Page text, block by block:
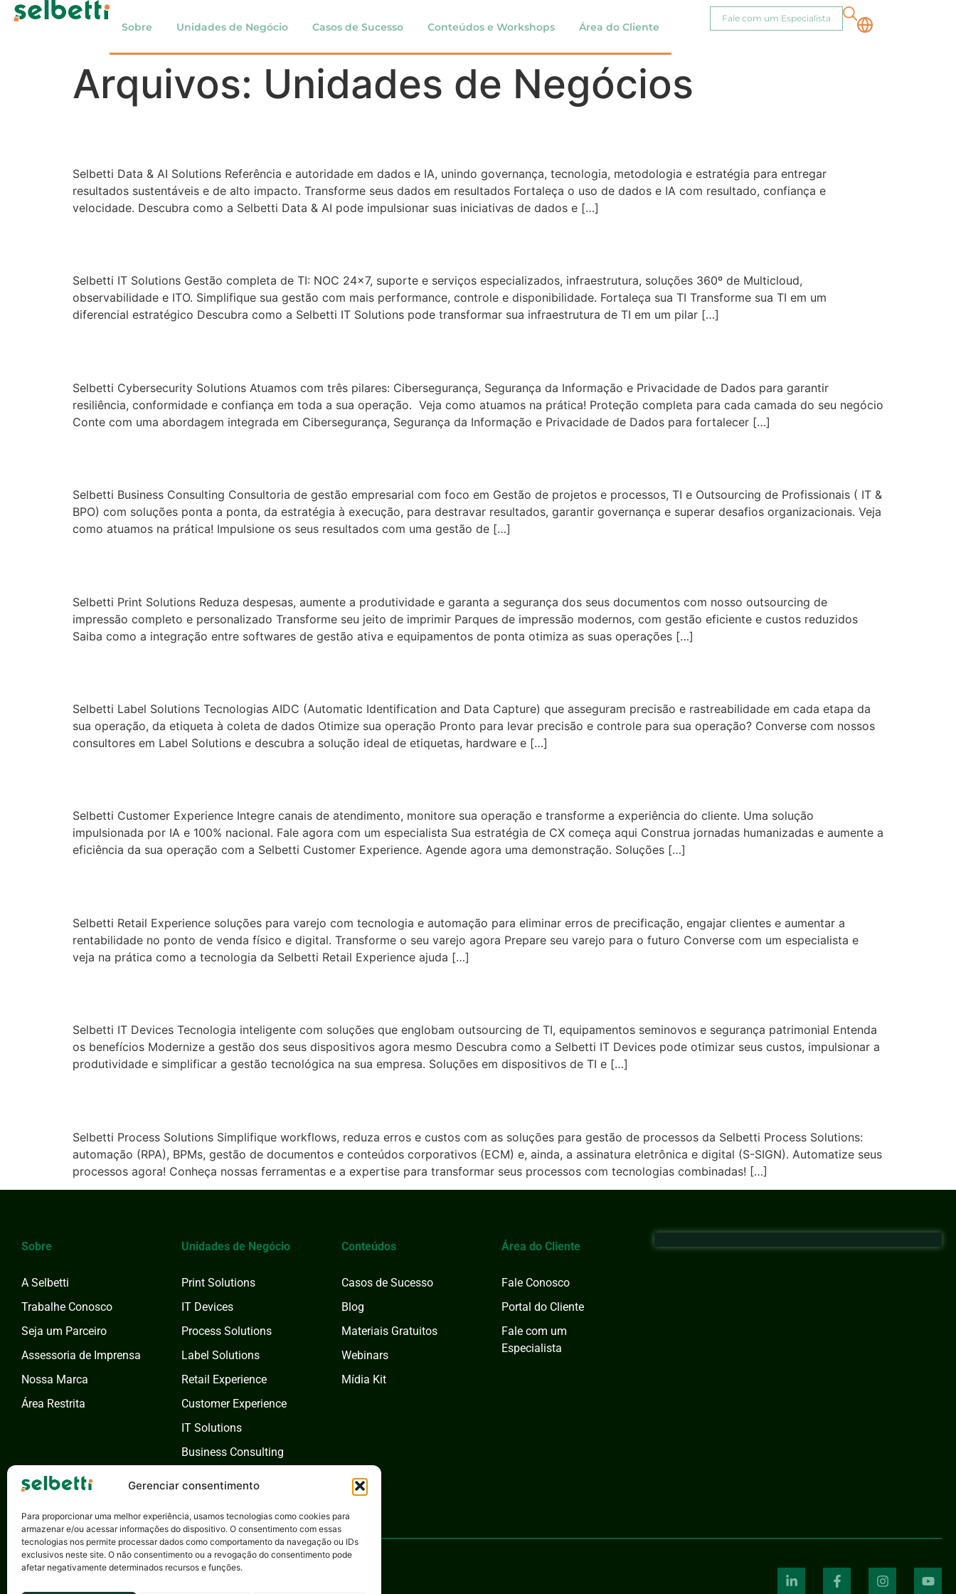
Gerenciar consentimento
Para proporcionar uma melhor experiência, usamos tecnologias como cookies para
armazenar e/ou acessar informações do dispositivo. O consentimento com essas
tecnologias nos permite processar dados como comportamento da navegação ou IDs
exclusivos neste site. O não consentimento ou a revogação do consentimento pode
afetar negativamente determinados recursos e funções.
Sobre Unidades de Negócio Casos de Sucesso Conteúdos e Workshops Área do Cliente
Fale com um Especialista
Arquivos: Unidades de Negócios
Selbetti Data & AI Solutions Referência e autoridade em dados e IA, unindo governança, tecnologia, metodologia e estratégia para entregar
resultados sustentáveis e de alto impacto. Transforme seus dados em resultados Fortaleça o uso de dados e IA com resultado, confiança e
velocidade. Descubra como a Selbetti Data & AI pode impulsionar suas iniciativas de dados e […]
Selbetti IT Solutions Gestão completa de TI: NOC 24×7, suporte e serviços especializados, infraestrutura, soluções 360º de Multicloud,
observabilidade e ITO. Simplifique sua gestão com mais performance, controle e disponibilidade. Fortaleça sua TI Transforme sua TI em um
diferencial estratégico Descubra como a Selbetti IT Solutions pode transformar sua infraestrutura de TI em um pilar […]
Selbetti Cybersecurity Solutions Atuamos com três pilares: Cibersegurança, Segurança da Informação e Privacidade de Dados para garantir
resiliência, conformidade e confiança em toda a sua operação. Veja como atuamos na prática! Proteção completa para cada camada do seu negócio
Conte com uma abordagem integrada em Cibersegurança, Segurança da Informação e Privacidade de Dados para fortalecer […]
Selbetti Business Consulting Consultoria de gestão empresarial com foco em Gestão de projetos e processos, TI e Outsourcing de Profissionais ( IT &
BPO) com soluções ponta a ponta, da estratégia à execução, para destravar resultados, garantir governança e superar desafios organizacionais. Veja
como atuamos na prática! Impulsione os seus resultados com uma gestão de […]
Selbetti Print Solutions Reduza despesas, aumente a produtividade e garanta a segurança dos seus documentos com nosso outsourcing de
impressão completo e personalizado Transforme seu jeito de imprimir Parques de impressão modernos, com gestão eficiente e custos reduzidos
Saiba como a integração entre softwares de gestão ativa e equipamentos de ponta otimiza as suas operações […]
Selbetti Label Solutions Tecnologias AIDC (Automatic Identification and Data Capture) que asseguram precisão e rastreabilidade em cada etapa da
sua operação, da etiqueta à coleta de dados Otimize sua operação Pronto para levar precisão e controle para sua operação? Converse com nossos
consultores em Label Solutions e descubra a solução ideal de etiquetas, hardware e […]
Selbetti Customer Experience Integre canais de atendimento, monitore sua operação e transforme a experiência do cliente. Uma solução
impulsionada por IA e 100% nacional. Fale agora com um especialista Sua estratégia de CX começa aqui Construa jornadas humanizadas e aumente a
eficiência da sua operação com a Selbetti Customer Experience. Agende agora uma demonstração. Soluções […]
Selbetti Retail Experience soluções para varejo com tecnologia e automação para eliminar erros de precificação, engajar clientes e aumentar a
rentabilidade no ponto de venda físico e digital. Transforme o seu varejo agora Prepare seu varejo para o futuro Converse com um especialista e
veja na prática como a tecnologia da Selbetti Retail Experience ajuda […]
Selbetti IT Devices Tecnologia inteligente com soluções que englobam outsourcing de TI, equipamentos seminovos e segurança patrimonial Entenda
os benefícios Modernize a gestão dos seus dispositivos agora mesmo Descubra como a Selbetti IT Devices pode otimizar seus custos, impulsionar a
produtividade e simplificar a gestão tecnológica na sua empresa. Soluções em dispositivos de TI e […]
Selbetti Process Solutions Simplifique workflows, reduza erros e custos com as soluções para gestão de processos da Selbetti Process Solutions:
automação (RPA), BPMs, gestão de documentos e conteúdos corporativos (ECM) e, ainda, a assinatura eletrônica e digital (S-SIGN). Automatize seus
processos agora! Conheça nossas ferramentas e a expertise para transformar seus processos com tecnologias combinadas! […]
Sobre
A Selbetti
Trabalhe Conosco
Seja um Parceiro
Assessoria de Imprensa
Nossa Marca
Área Restrita
Unidades de Negócio
Print Solutions
IT Devices
Process Solutions
Label Solutions
Retail Experience
Customer Experience
IT Solutions
Business Consulting
Conteúdos
Casos de Sucesso
Blog
Materiais Gratuitos
Webinars
Mídia Kit
Área do Cliente
Fale Conosco
Portal do Cliente
Fale com um
Especialista